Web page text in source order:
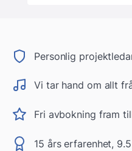
Personlig
Vi tar hand om allt
Fri avbokning fram
15 års erfarenhet,